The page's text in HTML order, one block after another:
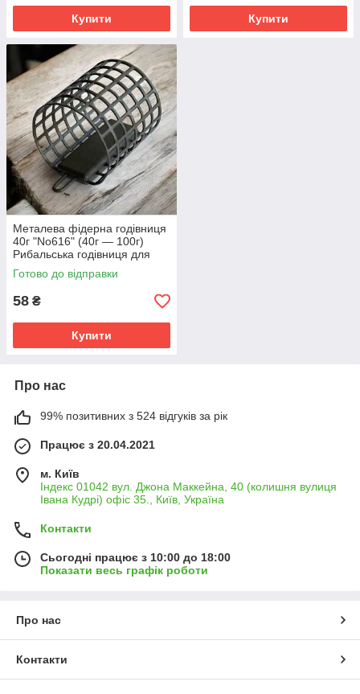
Купити Купити
Металева фідерна годівниця
40г "No616" (40г — 100г)
Рибальська годівниця для
фідера Feeder Sport
Готово до відправки
58 ₴
Купити
Про нас
99% позитивних з 524 відгуків за рік
Працює з 20.04.2021
м. Київ
Індекс 01042 вул. Джона Маккейна, 40 (колишня вулиця
Івана Кудрі) офіс 35., Київ, Україна
Контакти
Сьогодні працює з 10:00 до 18:00
Показати весь графік роботи
Про нас
Контакти